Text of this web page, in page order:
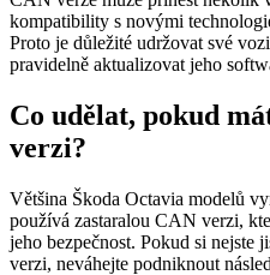
kompatibility ‌s novými
Proto je důležité udržovat své
pravidelně‌ aktualizovat jeho
Co udělat, pokud
verzi?
Většina Škoda Octavia modelů
používá⁤ zastaralou ⁣CAN verzi,
jeho bezpečnost. Pokud si‍ nejste
verzi, neváhejte podniknout‍